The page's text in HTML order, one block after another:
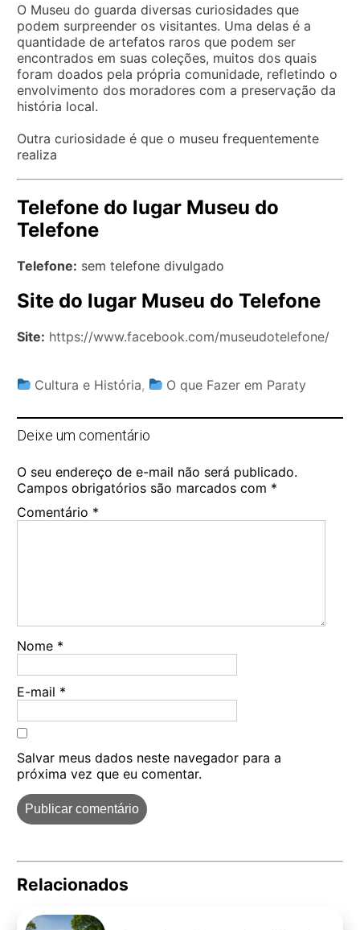
O Museu do guarda diversas curiosidades que
podem surpreender os visitantes. Uma delas é a
quantidade de artefatos raros que podem ser
encontrados em suas coleções, muitos dos quais
foram doados pela própria comunidade, refletindo o
envolvimento dos moradores com a preservação da
história local.
Outra curiosidade é que o museu frequentemente
realiza
Telefone do lugar Museu do
Telefone
Telefone: sem telefone divulgado
Site do lugar Museu do Telefone
Site: https://www.facebook.com/museudotelefone/
Cultura e História, O que Fazer em Paraty
Deixe um comentário
O seu endereço de e-mail não será publicado.
Campos obrigatórios são marcados com *
Comentário *
Nome *
E-mail *
Salvar meus dados neste navegador para a
próxima vez que eu comentar.
Relacionados